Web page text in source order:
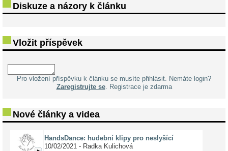
Diskuze a názory k článku
Vložit příspěvek
Pro vložení příspěvku k článku se musíte přihlásit. Nemáte login?
Zaregistrujte se. Registrace je zdarma
Nové články a videa
HandsDance: hudební klipy pro neslyšící
10/02/2021 - Radka Kulichová